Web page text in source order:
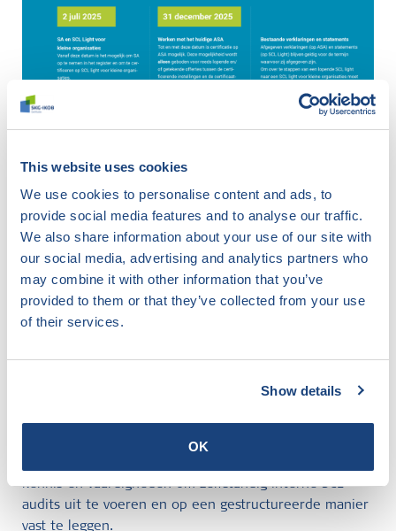
This website uses cookies
We use cookies to personalise content and ads, to
provide social media features and to analyse our traffic.
We also share information about your use of our site with
our social media, advertising and analytics partners who
may combine it with other information that you’ve
provided to them or that they’ve collected from your use
of their services.
Show details
OK
Trainingen: Ontwikkel een sterke
veiligheidscultuur binnen uw
organisatie
Wilt u de veiligheid en gezondheid binnen uw
organisatie naar een hoger niveau tillen? In de training
Intern veiligheidsbewustzijn toetsen met de Safety
veiligheidscultuur en het veiligheidsbewustzijn in kleine
beoordelen volgens de richtlijnen van desafety culture
ladder(SCL Light of SA). De nadruk ligt op het
herkennen en beoordelen van houding en gedrag — dé
kennis en vaardigheden om zelfstandig interne SCL-
audits uit te voeren en op een gestructureerde manier
vast te leggen.